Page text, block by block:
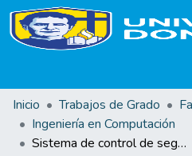
Inicio
Trabajos de Grado
Ingeniería en Computación
Sistema de control de seguro colectivo de vida de empleados públicos.